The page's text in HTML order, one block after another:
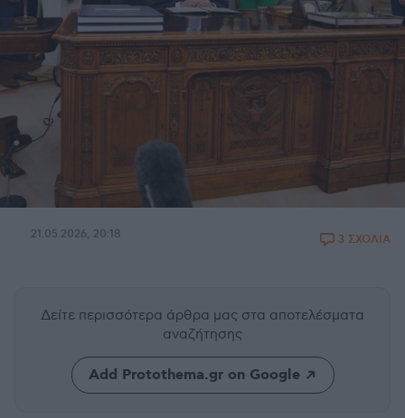
21.05.2026, 20:18 3 ΣΧΟΛΙΑ
Δείτε περισσότερα άρθρα μας στα αποτελέσματα
αναζήτησης
Add Protothema.gr on Google